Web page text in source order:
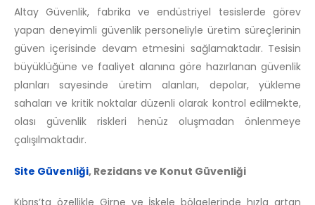
Altay Güvenlik, fabrika ve endüstriyel tesislerde görev
yapan deneyimli güvenlik personeliyle üretim süreçlerinin
güven içerisinde devam etmesini sağlamaktadır. Tesisin
büyüklüğüne ve faaliyet alanına göre hazırlanan güvenlik
planları sayesinde üretim alanları, depolar, yükleme
sahaları ve kritik noktalar düzenli olarak kontrol edilmekte,
olası güvenlik riskleri henüz oluşmadan önlenmeye
çalışılmaktadır.
Site Güvenliği, Rezidans ve Konut Güvenliği